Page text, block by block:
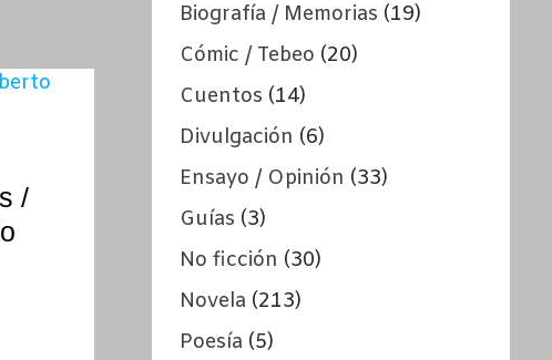
/
Biografía / Memorias (19)
Cómic / Tebeo (20)
Cuentos (14)
Divulgación (6)
Ensayo / Opinión (33)
Guías (3)
No ficción (30)
Novela (213)
Poesía (5)